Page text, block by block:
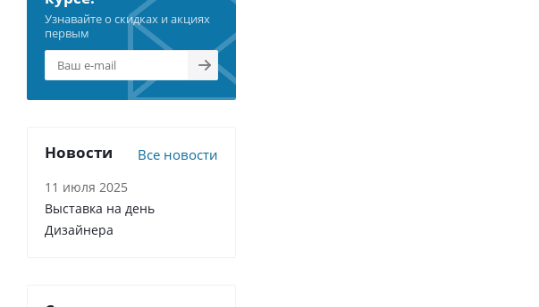
Узнавайте о скидках и акциях
первым
Новости Все новости
11 июля 2025
Выставка на день
Дизайнера